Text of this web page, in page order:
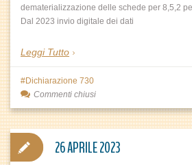
dematerializzazione delle schede per 8,5,2
Dal 2023 invio digitale dei dati
Leggi Tutto
Dichiarazione 730
Commenti chiusi
26 APRILE 2023